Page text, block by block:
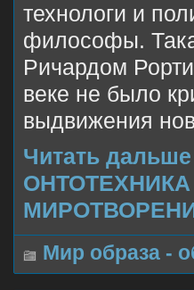
технологи и
философы.
Ричардом
веке не было
выдвижения
Читать
Мир образа -